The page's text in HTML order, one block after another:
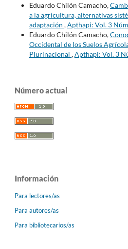
Eduardo Chilón Camacho,
a la agricultura, alternativas
adaptación ,Apthapi: Vol. 3
Eduardo Chilón Camacho,
Occidental de los Suelos
Plurinacional ,Apthapi: Vol. 3
Número actual
Información
Para lectores/as
Para autores/as
Para bibliotecarios/as